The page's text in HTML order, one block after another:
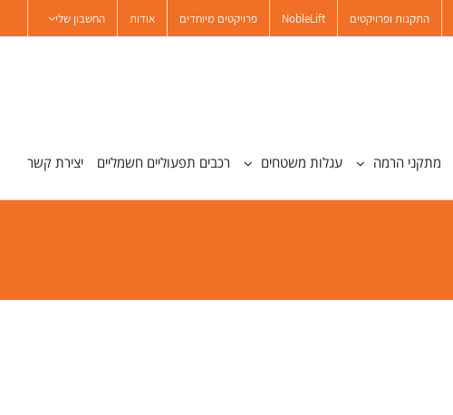
התקנות ופרויקטים NobleLift פרויקטים מיוחדים אודות החשבון שלי
מתקני הרמה עגלות משטחים רכבים תפעוליים חשמליים יצירת קשר